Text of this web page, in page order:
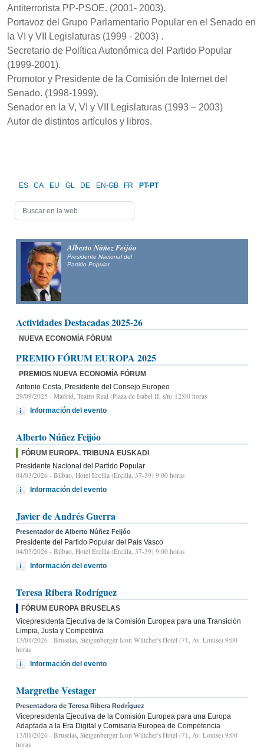
Antiterrorista PP-PSOE. (2001- 2003).
Portavoz del Grupo Parlamentario Popular en el Senado en
la VI y VII Legislaturas (1999 - 2003) .
Secretario de Política Autonómica del Partido Popular
(1999-2001).
Promotor y Presidente de la Comisión de Internet del
Senado. (1998-1999).
Senador en la V, VI y VII Legislaturas (1993 – 2003)
Autor de distintos artículos y libros.
ES CA EU GL DE EN-GB FR PT-PT
Alberto Núñez Feijóo
Presidente Nacional del
Partido Popular
Actividades Destacadas 2025-26
NUEVA ECONOMÍA FÓRUM
PREMIO FÓRUM EUROPA 2025
PREMIOS NUEVA ECONOMÍA FÓRUM
Antonio Costa, Presidente del Consejo Europeo
29/09/2025 - Madrid, Teatro Real (Plaza de Isabel II, s/n) 12:00 horas
Información del evento
Alberto Núñez Feijóo
FÓRUM EUROPA. TRIBUNA EUSKADI
Presidente Nacional del Partido Popular
04/03/2026 - Bilbao, Hotel Ercilla (Ercilla, 37-39) 9:00 horas
Información del evento
Javier de Andrés Guerra
Presentador de Alberto Núñez Feijóo
Presidente del Partido Popular del País Vasco
04/03/2026 - Bilbao, Hotel Ercilla (Ercilla, 37-39) 9:00 horas
Información del evento
Teresa Ribera Rodríguez
FÓRUM EUROPA BRUSELAS
Vicepresidenta Ejecutiva de la Comisión Europea para una Transición
Limpia, Justa y Competitiva
13/01/2026 - Bruselas, Steigenberger Icon Wiltcher's Hotel (71, Av. Louise) 9:00
horas
Información del evento
Margrethe Vestager
Presentadora de Teresa Ribera Rodríguez
Vicepresidenta Ejecutiva de la Comisión Europea para una Europa
Adaptada a la Era Digital y Comisaria Europea de Competencia
13/01/2026 - Bruselas, Steigenberger Icon Wiltcher's Hotel (71, Av. Louise) 9:00
horas